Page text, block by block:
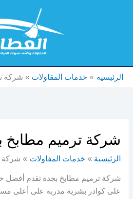
الرئيسية خدمات المقاولات شركة
شركة ترميم مطابخ
الرئيسية خدمات المقاولات شركة
شركة ترميم مطابخ بجدة تقدم أفضل
على كوادر بشرية مدربة على أعلى